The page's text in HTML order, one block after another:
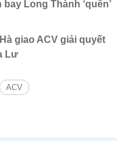
Long Thành ‘quên’
giao ACV giải quyết
Lư
ACV